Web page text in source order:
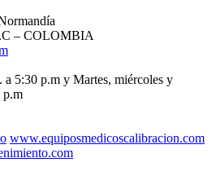
– COLOMBIA
a 5:30 p.m y Martes, miércoles y
p.m
www.equiposmedicoscalibracion.com